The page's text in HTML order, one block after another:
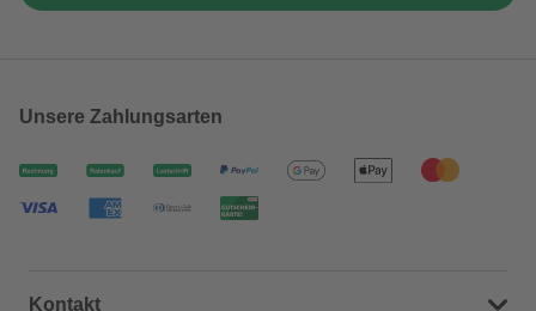
Unsere Zahlungsarten
Kontakt